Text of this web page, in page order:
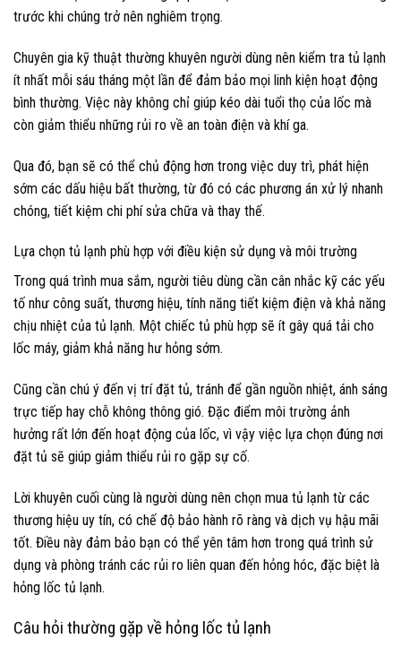
trước khi chúng trở nên nghiêm trọng.
Chuyên gia kỹ thuật thường khuyên người dùng nên kiểm tra tủ lạnh
ít nhất mỗi sáu tháng một lần để đảm bảo mọi linh kiện hoạt động
bình thường. Việc này không chỉ giúp kéo dài tuổi thọ của lốc mà
còn giảm thiểu những rủi ro về an toàn điện và khí ga.
Qua đó, bạn sẽ có thể chủ động hơn trong việc duy trì, phát hiện
sớm các dấu hiệu bất thường, từ đó có các phương án xử lý nhanh
chóng, tiết kiệm chi phí sửa chữa và thay thế.
Lựa chọn tủ lạnh phù hợp với điều kiện sử dụng và môi trường
Trong quá trình mua sắm, người tiêu dùng cần cân nhắc kỹ các yếu
tố như công suất, thương hiệu, tính năng tiết kiệm điện và khả năng
chịu nhiệt của tủ lạnh. Một chiếc tủ phù hợp sẽ ít gây quá tải cho
lốc máy, giảm khả năng hư hỏng sớm.
Cũng cần chú ý đến vị trí đặt tủ, tránh để gần nguồn nhiệt, ánh sáng
trực tiếp hay chỗ không thông gió. Đặc điểm môi trường ảnh
hưởng rất lớn đến hoạt động của lốc, vì vậy việc lựa chọn đúng nơi
đặt tủ sẽ giúp giảm thiểu rủi ro gặp sự cố.
Lời khuyên cuối cùng là người dùng nên chọn mua tủ lạnh từ các
thương hiệu uy tín, có chế độ bảo hành rõ ràng và dịch vụ hậu mãi
tốt. Điều này đảm bảo bạn có thể yên tâm hơn trong quá trình sử
dụng và phòng tránh các rủi ro liên quan đến hỏng hóc, đặc biệt là
hỏng lốc tủ lạnh.
Câu hỏi thường gặp về hỏng lốc tủ lạnh